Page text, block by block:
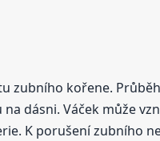
zubního kořene.
dásni. Váček může
K porušení zubního